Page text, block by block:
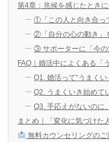
第4章：兆候を感じたとき
①「この人と向き合っ
②「自分の心の動き」
③ サポーターに「今の
FAQ｜婚活中によくある「
Q1. 婚活って“うまく
Q2. うまくいき始めて
Q3. 手応えがないのに
まとめ｜「変化に気づけた
無料カウンセリングのご